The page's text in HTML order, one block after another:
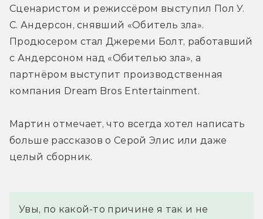
Сценаристом и режиссёром выступил Пол У.
С. Андерсон, снявший «Обитель зла».
Продюсером стал Джереми Болт, работавший
с Андерсоном над «Обителью зла», а
партнёром выступит производственная
компания Dream Bros Entertainment.
Мартин отмечает, что всегда хотел написать
больше рассказов о Серой Элис или даже
целый сборник.
Увы, по какой-то причине я так и не